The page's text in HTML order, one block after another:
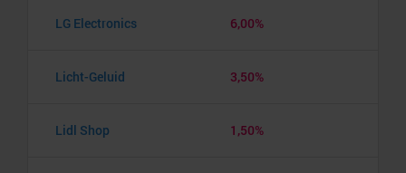
LG Electronics 6,00%
Licht-Geluid 3,50%
Lidl Shop 1,50%